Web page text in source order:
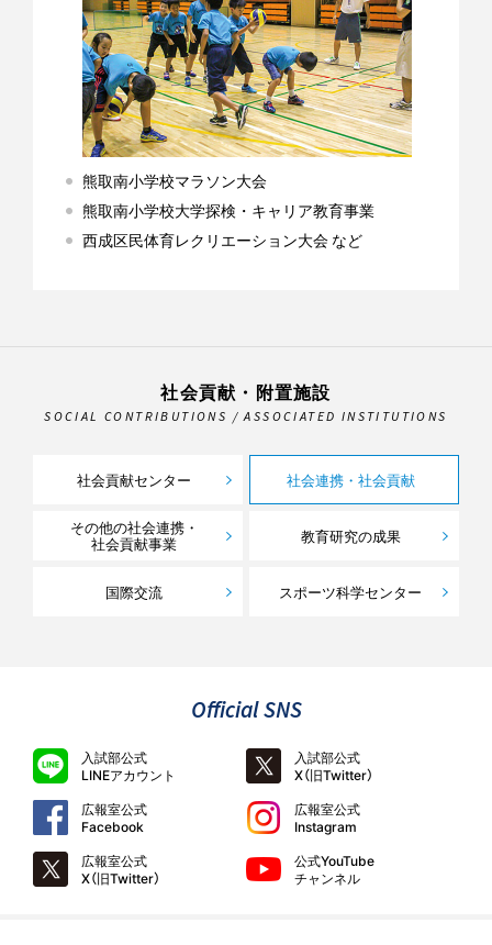
熊取南小学校マラソン大会
熊取南小学校大学探検・キャリア教育事業
西成区民体育レクリエーション大会 など
社会貢献・附置施設
SOCIAL CONTRIBUTIONS / ASSOCIATED INSTITUTIONS
社会貢献センター 社会連携・社会貢献
その他の社会連携・
社会貢献事業 教育研究の成果
国際交流 スポーツ科学センター
Official SNS
入試部公式
LINEアカウント
入試部公式
X（旧Twitter）
広報室公式
Facebook
広報室公式
Instagram
広報室公式
X（旧Twitter）
公式YouTube
チャンネル